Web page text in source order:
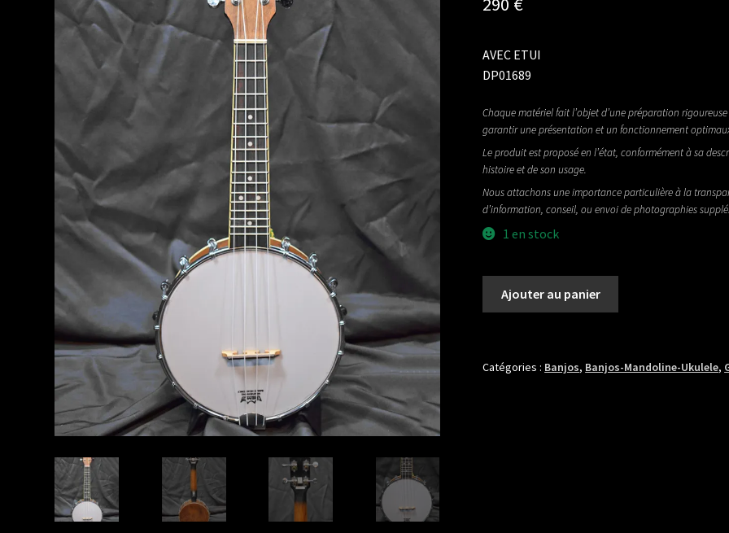
AVEC ETUI
DP01689
Chaque matériel fait l’objet d’une préparation
garantir une présentation et un fonctionnement
Le produit est proposé en l’état, conformément à sa
histoire et de son usage.
Nous attachons une importance particulière à la
d’information, conseil, ou envoi de photographies
1 en stock
BUT
Ajouter au panier
Catégories : Banjos, Banjos-Mandoline-Ukulele,